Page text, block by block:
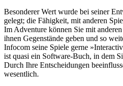
Besonderer Wert wurde bei seiner
gelegt; die Fähigkeit, mit anderen
Im Adventure können Sie mit
ihnen Gegenstände geben und so
Infocom seine Spiele gerne
ist quasi ein Software-Buch, in dem
Durch Ihre Entscheidungen
wesentlich.